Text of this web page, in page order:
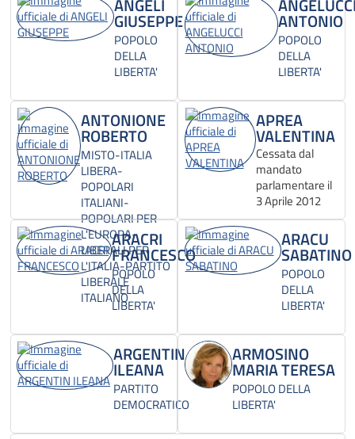
ANGELI
GIUSEPPE
POPOLO
DELLA
LIBERTA'
ANTONIO
POPOLO
DELLA
LIBERTA'
ANTONIONE
ROBERTO
MISTO-ITALIA
LIBERA-
POPOLARI
ITALIANI-
POPOLARI PER
L'EUROPA-
LIBERALI PER
L'ITALIA-PARTITO
LIBERALE
ITALIANO
APREA
VALENTINA
Cessata dal
mandato
parlamentare il
3 Aprile 2012
ARACRI
FRANCESCO
POPOLO
DELLA
LIBERTA'
ARACU
SABATINO
POPOLO
DELLA
LIBERTA'
ARGENTIN
ILEANA
PARTITO
DEMOCRATICO
ARMOSINO
MARIA TERESA
POPOLO DELLA
LIBERTA'